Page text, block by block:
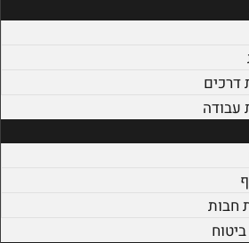
דרכים
עבודה
חבות